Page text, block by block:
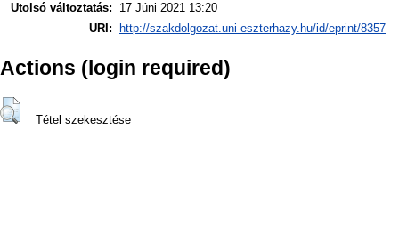
Utolsó változtatás:
17 Júni 2021 13:20
URI:
http://szakdolgozat.uni-eszterhazy.hu/id/eprint/8357
Actions (login required)
Tétel szekesztése